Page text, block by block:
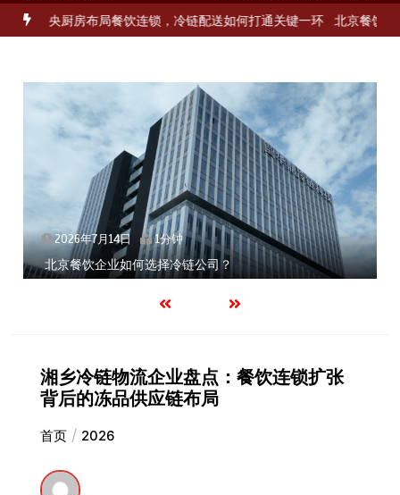
食材流通难题？ 杭州中央厨房布局餐饮连锁，冷链配送如何打通关
2026年7月14日 1分钟
北京餐饮企业如何选择冷链公司？
湘乡冷链物流企业盘点：餐饮连锁扩张
背后的冻品供应链布局
首页 2026